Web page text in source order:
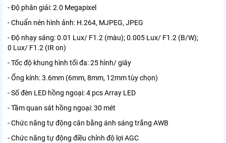
- Độ phân giải: 2.0 Megapixel
- Chuẩn nén hình ảnh: H.264, MJPEG, JPEG
- Độ nhạy sáng: 0.01 Lux/ F1.2 (màu); 0.005 Lux/ F1.2 (B/W);
0 Lux/ F1.2 (IR on)
- Tốc độ khung hình tối đa: 25 hình/ giây
- Ống kính: 3.6mm (6mm, 8mm, 12mm tùy chọn)
- Số đèn LED hồng ngoại: 4 pcs Array LED
- Tầm quan sát hồng ngoại: 30 mét
- Chức năng tự động cân bằng ánh sáng trắng AWB
- Chức năng tự động điều chỉnh độ lợi AGC